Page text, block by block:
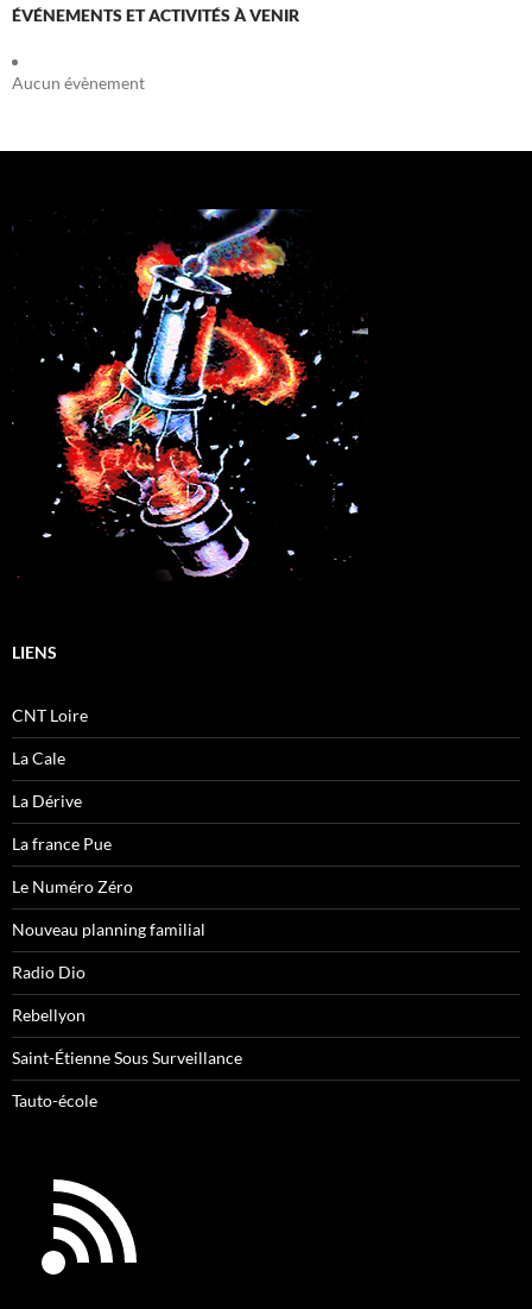
ÉVÉNEMENTS ET ACTIVITÉS À VENIR
Aucun évènement
LIENS
CNT Loire
La Cale
La Dérive
La france Pue
Le Numéro Zéro
Nouveau planning familial
Radio Dio
Rebellyon
Saint-Étienne Sous Surveillance
Tauto-école